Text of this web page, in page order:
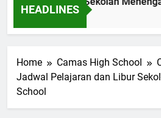
HEADLINES
Home Camas High School
Jadwal Pelajaran dan Libur
School